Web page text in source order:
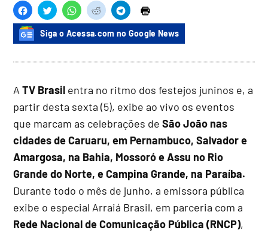
Siga o Acessa.com no Google News
ATV Brasil entra no ritmo dos festejos juninos e, a
partir desta sexta (5), exibe ao vivo os eventos
que marcam as celebrações de São João nas
cidades de Caruaru, em Pernambuco, Salvador e
Amargosa, na Bahia, Mossoró e Assu no Rio
Grande do Norte, e Campina Grande, na Paraíba.
Durante todo o mês de junho, a emissora pública
exibe o especial Arraiá Brasil, em parceria com a
Rede Nacional de Comunicação Pública (RNCP),